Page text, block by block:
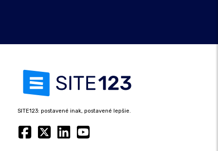
SITE123: postavené inak, postavené lepšie.